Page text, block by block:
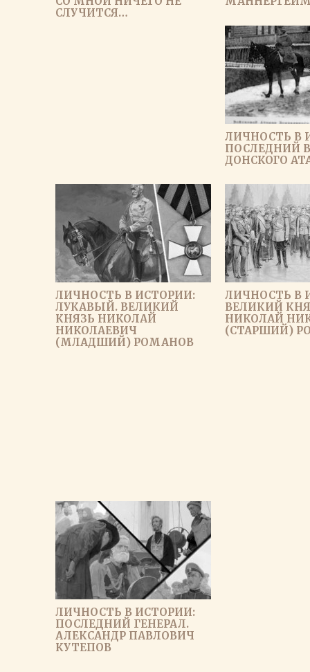
СЛУЧИТСЯ…
ЛИЧНОСТЬ В
ПОСЛЕДНИЙ
ДОНСКОГО
ЛИЧНОСТЬ В ИСТОРИИ:
ЛУКАВЫЙ. ВЕЛИКИЙ
КНЯЗЬ НИКОЛАЙ
НИКОЛАЕВИЧ
(МЛАДШИЙ) РОМАНОВ
ЛИЧНОСТЬ В
ВЕЛИКИЙ
НИКОЛАЙ
(СТАРШИЙ)
ЛИЧНОСТЬ В ИСТОРИИ:
ПОСЛЕДНИЙ ГЕНЕРАЛ.
АЛЕКСАНДР ПАВЛОВИЧ
КУТЕПОВ